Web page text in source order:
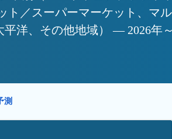
ト／スーパーマーケット、マ
洋、その他地域） — 2026年
測